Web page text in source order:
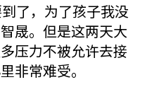
了，为了孩子我没
晟。但是这两天大
压力不被允许去接
非常难受。